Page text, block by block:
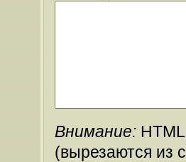
Внимание:
(вырезаются из